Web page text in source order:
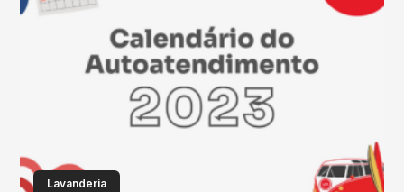
Lavanderia